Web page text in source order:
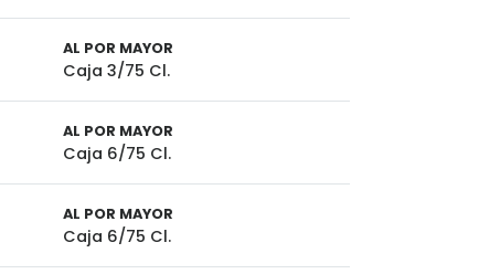
AL POR MAYOR
Caja 3/75 Cl.
AL POR MAYOR
Caja 6/75 Cl.
AL POR MAYOR
Caja 6/75 Cl.